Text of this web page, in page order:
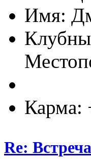
Имя:
Карма:
Re: